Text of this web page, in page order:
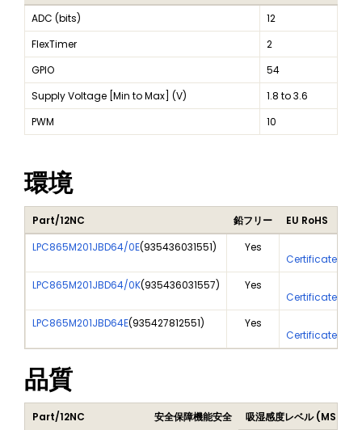
ADC (bits)
12
FlexTimer
2
GPIO
54
Supply Voltage [Min to Max] (V)
1.8 to 3.6
PWM
10
環境
Part/12NC 鉛フリー
EU RoHS
LPC865M201JBD64/0E(935436031551) Yes
Certificate Of
LPC865M201JBD64/0K(935436031557) Yes
Certificate Of
LPC865M201JBD64E(935427812551) Yes
Certificate Of
品質
Part/12NC 安全保障機能安全
吸湿感度レベル (MSL)